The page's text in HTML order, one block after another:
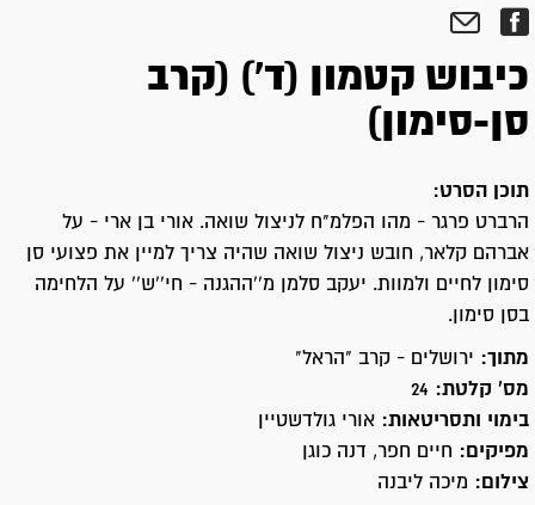
כיבוש קטמון (ד') (קרב
סן-סימון)
תוכן הסרט:
הרברט פרגר - מהו הפלמ"ח לניצול שואה. אורי בן ארי - על
אברהם קלאר, חובש ניצול שואה שהיה צריך למיין את פצועי סן
סימון לחיים ולמוות. יעקב סלמן מ''ההגנה - חי''ש'' על הלחימה
בסן סימון.
מתוך: ירושלים - קרב "הראל"
מס' קלטת:
בימוי ותסריטאות: אורי גולדשטיין
מפיקים: חיים חפר, דנה כוגן
צילום: מיכה ליבנה